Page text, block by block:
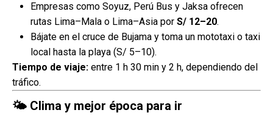
Empresas como Soyuz, Perú Bus y Jaksa ofrecen
rutas Lima–Mala o Lima–Asia por S/ 12–20.
Bájate en el cruce de Bujama y toma un mototaxi o taxi
local hasta la playa (S/ 5–10).
Tiempo de viaje: entre 1 h 30 min y 2 h, dependiendo del
tráfico.
🌤 Clima y mejor época para ir